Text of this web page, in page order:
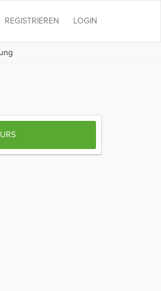
LOGIN
REGISTRIEREN